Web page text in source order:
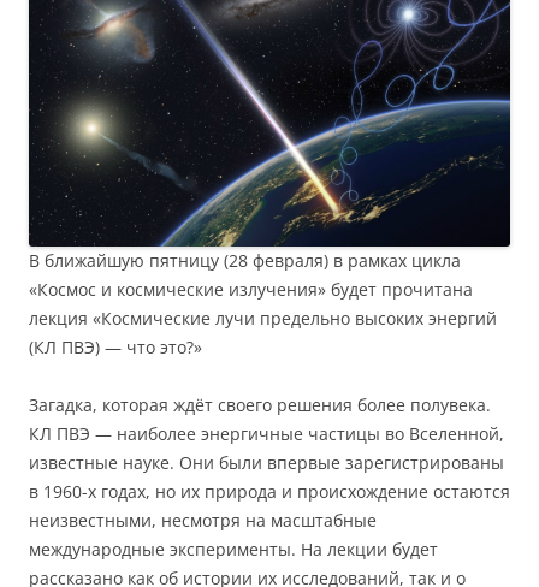
В ближайшую пятницу (28 февраля) в рамках цикла
«Космос и космические излучения» будет прочитана
лекция «Космические лучи предельно высоких энергий
(КЛ ПВЭ) — что это?»
Загадка, которая ждёт своего решения более полувека.
КЛ ПВЭ — наиболее энергичные частицы во Вселенной,
известные науке. Они были впервые зарегистрированы
в 1960-х годах, но их природа и происхождение остаются
неизвестными, несмотря на масштабные
международные эксперименты. На лекции будет
рассказано как об истории их исследований, так и о